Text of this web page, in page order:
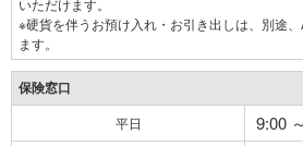
いただけます。
※硬貨を伴うお預け入れ・お引き出しは、別途
ます。
保険窓口
平日 9:00